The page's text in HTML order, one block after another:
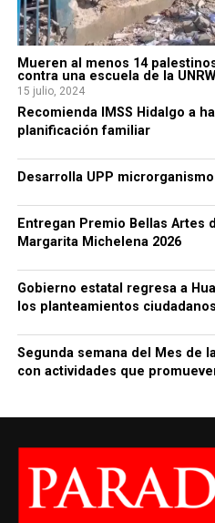
Mueren al menos 14
contra una escuela de la
15 julio, 2024
Recomienda IMSS Hidalgo a
planificación familiar
Desarrolla UPP
Entregan Premio Bellas Artes
Margarita Michelena 2026
Gobierno estatal regresa a
los planteamientos ciudadanos
Segunda semana del Mes de
con actividades que